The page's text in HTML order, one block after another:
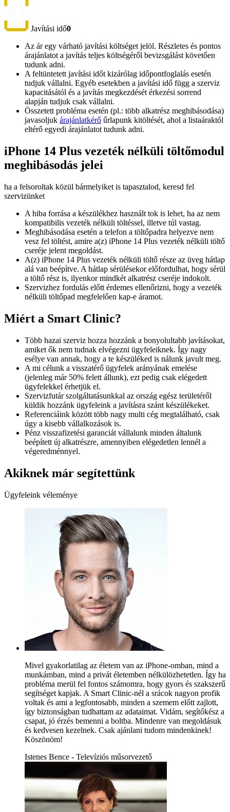
Javítási idő0
Az ár egy várható javítási költséget jelöl. Részletes és pontos
árajánlatot a javítás teljes költségéről bevizsgálást követően
tudunk adni.
A feltüntetett javítási időt kizárólag időpontfoglalás esetén
tudjuk vállalni. Egyéb esetekben a javítási idő függ a szerviz
kapacitásától és a javítás megkezdését érkezési sorrend
alapján tudjuk csak vállalni.
Összetett probléma esetén (pl.: több alkatrész meghibásodása)
javasoljuk árajánlatkérő űrlapunk kitöltését, ahol a listaáraktól
eltérő egyedi árajánlatot tudunk adni.
iPhone 14 Plus vezeték nélküli töltőmodul
meghibásodás jelei
ha a felsoroltak közül bármelyiket is tapasztalod, keresd fel
szervizünket
A hiba forrása a készülékhez használt tok is lehet, ha az nem
kompatibilis vezeték nélküli töltéssel, illetve túl vastag.
Meghibásodása esetén a telefon a töltőpadra helyezve nem
vesz fel töltést, amire a(z) iPhone 14 Plus vezeték nélküli töltő
cseréje jelent megoldást.
A(z) iPhone 14 Plus vezeték nélküli töltő része az üveg hátlap
alá van beépítve. A hátlap sérülésekor előfordulhat, hogy sérül
a töltő rész is, ilyenkor mindkét alkatrész cseréje indokolt.
Szervizhez fordulás előtt érdemes ellenőrizni, hogy a vezeték
nélküli töltőpad megfelelően kap-e áramot.
Miért a Smart Clinic?
Több hazai szerviz hozza hozzánk a bonyolultabb javításokat,
amiket ők nem tudnak elvégezni ügyfeleiknek. Így nagy
esélye van annak, hogy a te készüléked is nálunk javult meg.
A mi célunk a visszatérő ügyfelek arányának emelése
(jelenleg már 50% felett állunk), ezt pedig csak elégedett
ügyfelekkel érhetjük el.
Szervizfutár szolgáltatásunkkal az ország egész területéről
küldik hozzánk ügyfeleink a javításra szánt készülékeket.
Referenciáink között több nagy multi cég megtalálható, csak
úgy a kisebb vállalkozások is.
Pénz visszafizetési garanciát vállalunk minden általunk
beépített új alkatrészre, amennyiben elégedetlen lennél a
végeredménnyel.
Akiknek már segítettünk
Ügyfeleink véleménye
Mivel gyakorlatilag az életem van az iPhone-omban, mind a
munkámban, mind a privát életemben nélkülözhetetlen. Így ha
probléma merül fel fontos számomra, hogy gyors és szakszerű
segítséget kapjak. A Smart Clinic-nél a srácok nagyon profik
voltak és ami a legfontosabb, minden a szemem előtt zajlott,
így biztonságban tudhattam az adataimat. Vidám, segítőkész a
csapat, jó érzés bemenni a boltba. Mindenre van megoldásuk
és kedvesen kezelnek. Csak ajánlani tudom mindenkinek!
Köszönöm!
Istenes Bence - Televíziós műsorvezető